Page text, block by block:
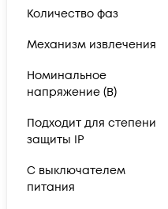
Количество фаз
Механизм извлечения
Номинальное
напряжение (В)
Подходит для степени
защиты IP
С выключателем
питания